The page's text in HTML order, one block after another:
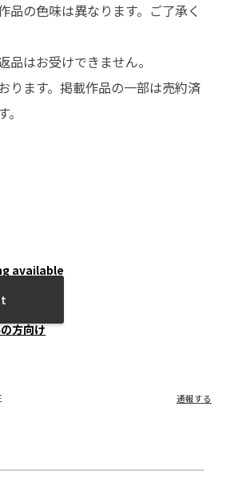
品の色味は異なります。ご了承く
品はお受けできません。
ります。掲載作品の一部は売約済
available
方向け
通報する